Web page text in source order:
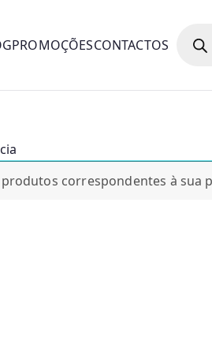
PROMOÇÕESCONTACTOS search
correspondentes à sua